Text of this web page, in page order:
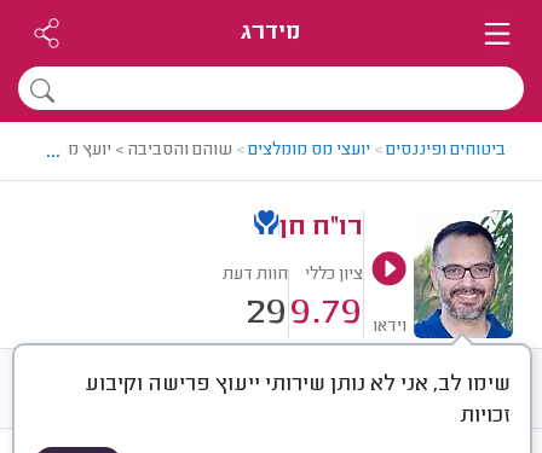
מידרג
ביטוחים ופיננסים> יועצי מס מומלצים> שוהם והסביבה > יועץ מס מומלץ
...
וידאו
רו"ח חן
ציון כללי
9.79
חוות דעת
29
שימו לב, אני לא נותן שירותי ייעוץ פרישה וקיבוע
זכויות
חוות דעת ממוצע רישוי ותעודות